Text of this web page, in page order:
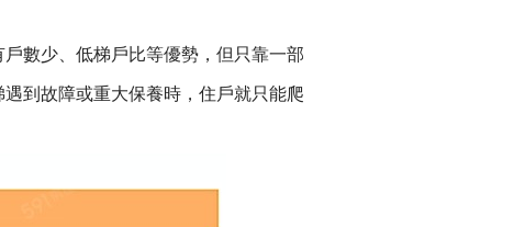
數少、低梯戶比等優勢，但只靠一部
到故障或重大保養時，住戶就只能爬